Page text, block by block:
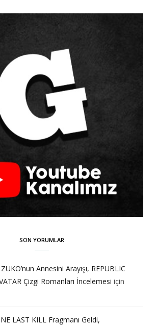
SON YORUMLAR
Annesini Arayışı, REPUBLIC
Çizgi Romanları İncelemesi için
LAST KILL Fragmanı Geldi,